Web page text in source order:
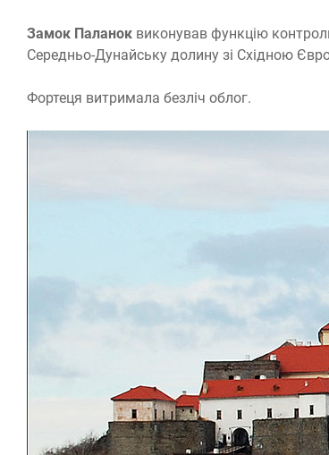
Замок Паланок виконував функцію
Середньо-Дунайську долину зі Східною
Фортеця витримала безліч облог.